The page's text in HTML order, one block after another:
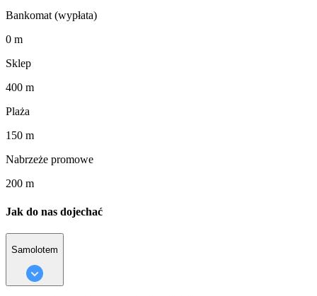
Bankomat (wypłata)
0 m
Sklep
400 m
Plaża
150 m
Nabrzeże promowe
200 m
Jak do nas dojechać
Samolotem